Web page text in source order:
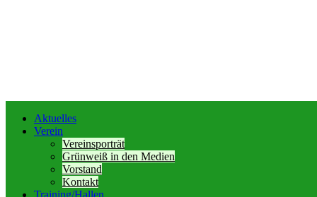
Aktuelles
Verein
Vereinsporträt
Grünweiß in den Medien
Vorstand
Kontakt
Training/Hallen